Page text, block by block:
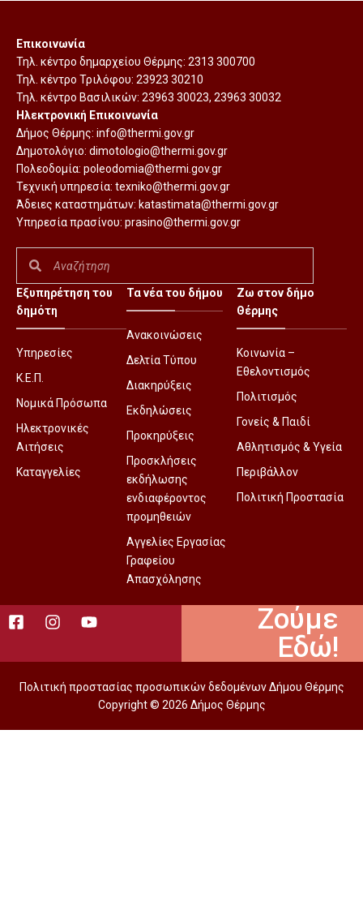
Επικοινωνία
Τηλ. κέντρο δημαρχείου Θέρμης: 2313 300700
Τηλ. κέντρο Τριλόφου: 23923 30210
Τηλ. κέντρο Βασιλικών: 23963 30023, 23963 30032
Ηλεκτρονική Επικοινωνία
Δήμος Θέρμης: info@thermi.gov.gr
Δημοτολόγιο: dimotologio@thermi.gov.gr
Πολεοδομία: poleodomia@thermi.gov.gr
Τεχνική υπηρεσία: texniko@thermi.gov.gr
Άδειες καταστημάτων: katastimata@thermi.gov.gr
Υπηρεσία πρασίνου: prasino@thermi.gov.gr
Εξυπηρέτηση του
δημότη
Υπηρεσίες
Κ.Ε.Π.
Νομικά Πρόσωπα
Ηλεκτρονικές
Αιτήσεις
Καταγγελίες
Τα νέα του δήμου
Ανακοινώσεις
Δελτία Τύπου
Διακηρύξεις
Εκδηλώσεις
Προκηρύξεις
Προσκλήσεις
εκδήλωσης
ενδιαφέροντος
προμηθειών
Αγγελίες Εργασίας
Γραφείου
Απασχόλησης
Ζω στον δήμο
Θέρμης
Κοινωνία –
Εθελοντισμός
Πολιτισμός
Γονείς & Παιδί
Αθλητισμός & Υγεία
Περιβάλλον
Πολιτική Προστασία
Ζούμε
Εδώ!
Πολιτική προστασίας προσωπικών δεδομένων Δήμου Θέρμης
Copyright © 2026 Δήμος Θέρμης